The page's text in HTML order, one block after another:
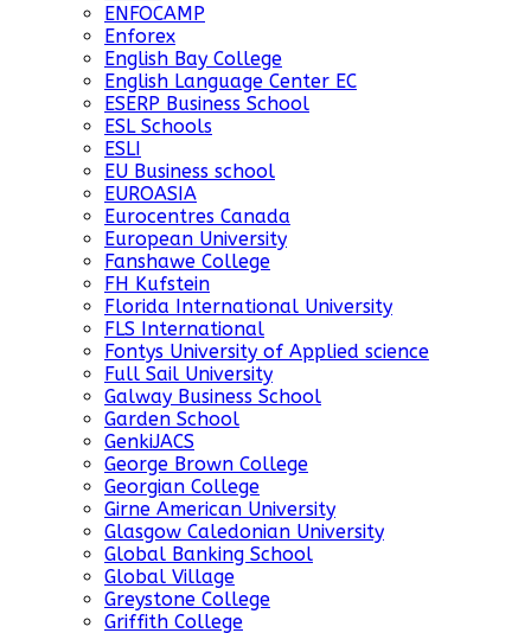
ENFOCAMP
Enforex
English Bay College
English Language Center EC
ESERP Business School
ESL Schools
ESLI
EU Business school
EUROASIA
Eurocentres Canada
European University
Fanshawe College
FH Kufstein
Florida International University
FLS International
Fontys University of Applied science
Full Sail University
Galway Business School
Garden School
GenkiJACS
George Brown College
Georgian College
Girne American University
Glasgow Caledonian University
Global Banking School
Global Village
Greystone College
Griffith College